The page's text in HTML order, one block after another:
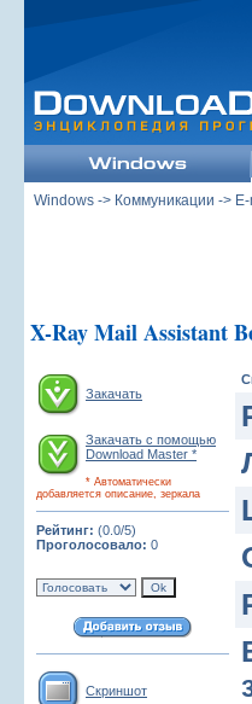
Windows -> Коммуникации ->
X-Ray Mail Assistant
Закачать
Закачать с помощью
Download Master *
* Автоматически
добавляется описание, зеркала
Рейтинг: (0.0/5)
Проголосовало: 0
Скриншот